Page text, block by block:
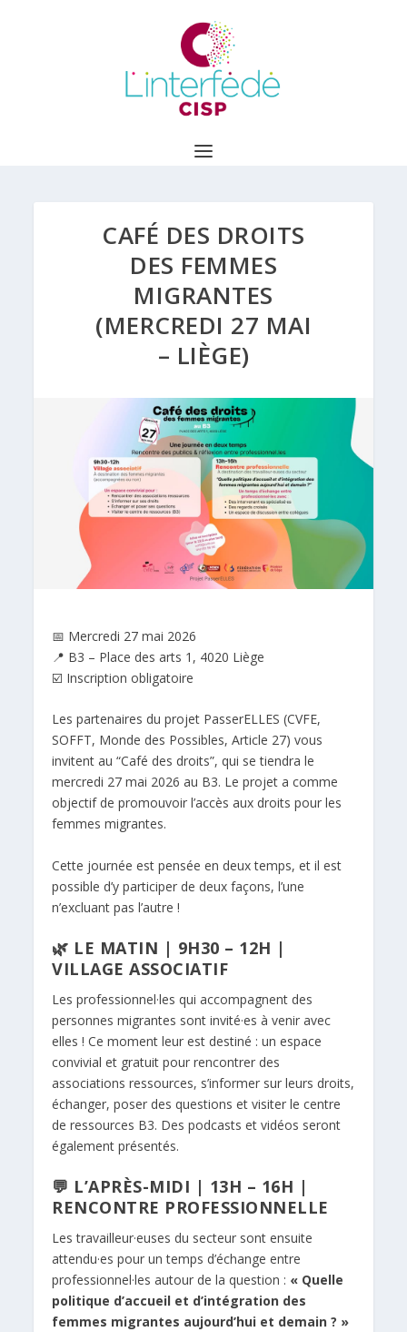
CAFÉ DES DROITS
DES FEMMES
MIGRANTES
(MERCREDI 27 MAI
– LIÈGE)
📅 Mercredi 27 mai 2026
📍 B3 – Place des arts 1, 4020 Liège
☑️ Inscription obligatoire
Les partenaires du projet PasserELLES (CVFE,
SOFFT, Monde des Possibles, Article 27) vous
invitent au “Café des droits”, qui se tiendra le
mercredi 27 mai 2026 au B3. Le projet a comme
objectif de promouvoir l’accès aux droits pour les
femmes migrantes.
Cette journée est pensée en deux temps, et il est
possible d’y participer de deux façons, l’une
n’excluant pas l’autre !
🌿 LE MATIN | 9H30 – 12H |
VILLAGE ASSOCIATIF
Les professionnel·les qui accompagnent des
personnes migrantes sont invité·es à venir avec
elles ! Ce moment leur est destiné : un espace
convivial et gratuit pour rencontrer des
associations ressources, s’informer sur leurs droits,
échanger, poser des questions et visiter le centre
de ressources B3. Des podcasts et vidéos seront
également présentés.
💬 L’APRÈS-MIDI | 13H – 16H |
RENCONTRE PROFESSIONNELLE
Les travailleur·euses du secteur sont ensuite
attendu·es pour un temps d’échange entre
professionnel·les autour de la question : « Quelle
politique d’accueil et d’intégration des
femmes migrantes aujourd’hui et demain ? »